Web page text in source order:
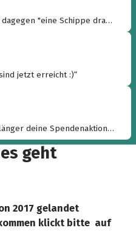
"eine Schippe drauf
jetzt erreicht :)“
deine Spendenaktion
beim Endspurt ziehe ich
und hab einen guten
geht
2017 gelandet
klickt bitte auf